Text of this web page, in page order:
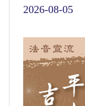
2026-08-05